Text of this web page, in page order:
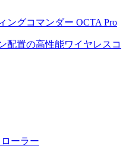
ングコマンダー OCTA Pro
配置の高性能ワイヤレスコ
ーラー